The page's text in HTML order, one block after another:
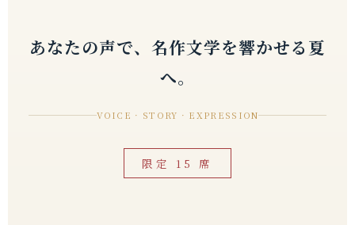
あなたの声で、名作文学を響かせる夏
へ。
VOICE · STORY · EXPRESSION
限定 15 席